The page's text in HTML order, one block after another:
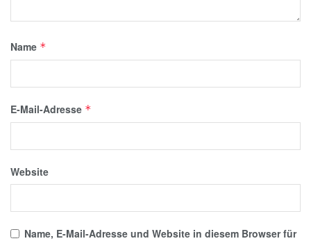
Name *
E-Mail-Adresse *
Website
Name, E-Mail-Adresse und Website in diesem Browser für